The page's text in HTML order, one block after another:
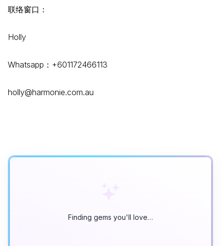
联络窗口：
Holly
Whatsapp：+601172466113
holly@harmonie.com.au
Finding gems you'll love…